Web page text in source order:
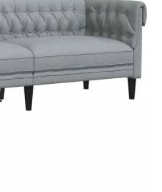
я платите към тях:
на изпращане на
покупки на стойност до
20% от стойността на
Останалата сума се
без оскъпяване. За
лв. / €511.31
на поръчката се
вноски с оскъпяване. За